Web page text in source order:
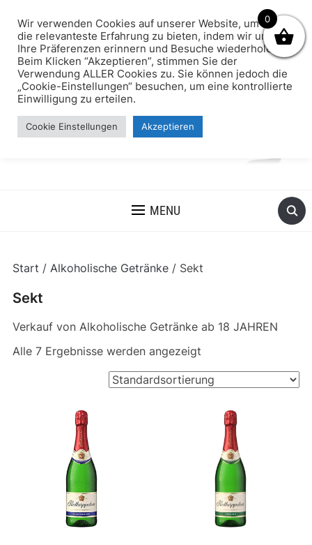
MENU
Start / Alkoholische Getränke/ Sekt
Sekt
Verkauf von Alkoholische Getränke ab 18 JAHREN
Alle 7 Ergebnisse werden angezeigt
Wir verwenden Cookies auf unserer Website, um Ihnen
die relevanteste Erfahrung zu bieten, indem wir uns an
Ihre Präferenzen erinnern und Besuche wiederholen.
Beim Klicken “Akzeptieren”, stimmen Sie der
Verwendung ALLER Cookies zu. Sie können jedoch die
„Cookie-Einstellungen“ besuchen, um eine kontrollierte
Einwilligung zu erteilen.
Cookie Einstellungen Akzeptieren
0